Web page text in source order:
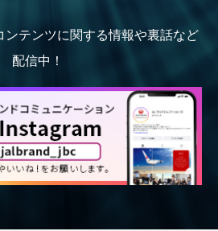
テンツに関する情報や裏話など
配信中！